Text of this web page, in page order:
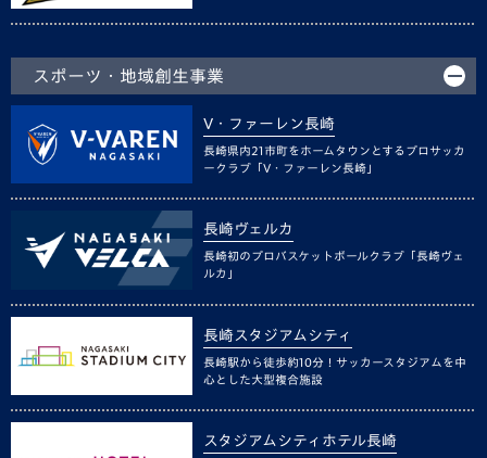
スポーツ・地域創生事業
V・ファーレン長崎
長崎県内21市町をホームタウンとするプロサッカ
ークラブ「V・ファーレン長崎」
長崎ヴェルカ
長崎初のプロバスケットボールクラブ「長崎ヴェ
ルカ」
長崎スタジアムシティ
長崎駅から徒歩約10分！サッカースタジアムを中
心とした大型複合施設
スタジアムシティホテル長崎